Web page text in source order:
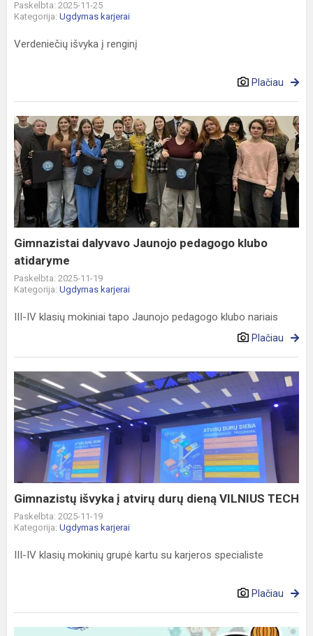
Paskelbta: 2025-11-25
Kategorija: Ugdymas karjerai
Verdeniečių išvyka į renginį
Plačiau
Gimnazistai
dalyvavo
Jaunojo
pedagogo
klubo
atidaryme
Gimnazistai dalyvavo Jaunojo pedagogo klubo
atidaryme
Paskelbta: 2025-11-19
Kategorija: Ugdymas karjerai
III-IV klasių mokiniai tapo Jaunojo pedagogo klubo nariais
Plačiau
Gimnazistų
išvyka
į
atvirų
durų
VILNIUS
TECH
Gimnazistų išvyka į atvirų durų dieną VILNIUS TECH
Paskelbta: 2025-11-19
Kategorija: Ugdymas karjerai
III-IV klasių mokinių grupė kartu su karjeros specialiste
Plačiau